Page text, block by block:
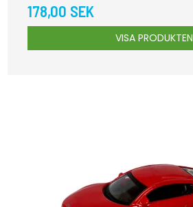
178,00 SEK
VISA PRODUKTEN